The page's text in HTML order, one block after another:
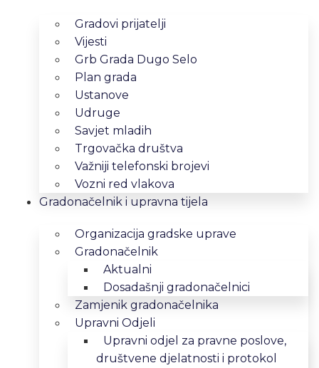
Gradovi prijatelji
Vijesti
Grb Grada Dugo Selo
Plan grada
Ustanove
Udruge
Savjet mladih
Trgovačka društva
Važniji telefonski brojevi
Vozni red vlakova
Gradonačelnik i upravna tijela
Organizacija gradske uprave
Gradonačelnik
Aktualni
Dosadašnji gradonačelnici
Zamjenik gradonačelnika
Upravni Odjeli
Upravni odjel za pravne poslove,
društvene djelatnosti i protokol